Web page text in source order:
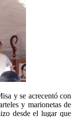
y se acrecentó con
y marionetas de
desde el lugar que